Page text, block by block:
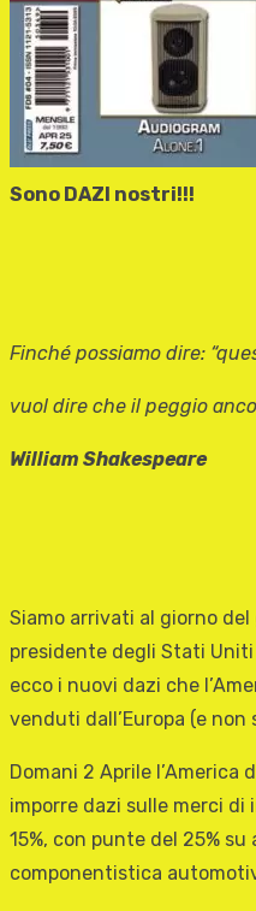
Sono DAZI nostri!!!
Finché possiamo dire:
vuol dire che il peggio
William Shakespeare
Siamo arrivati al giorno del
presidente degli Stati Uniti
ecco i nuovi dazi che
venduti dall’Europa (e non
Domani 2 Aprile l’America
imporre dazi sulle merci di
15%, con punte del 25%
componentistica